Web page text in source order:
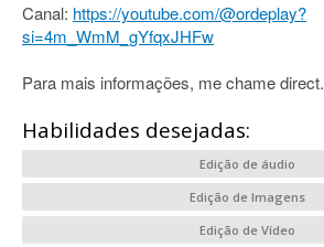
Canal: https://youtube.com/@ordeplay?
si=4m_WmM_gYfqxJHFw
Para mais informações, me chame direct.
Habilidades desejadas:
Edição de áudio
Edição de Imagens
Edição de Vídeo